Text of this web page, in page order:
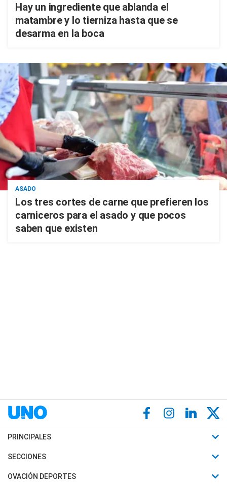
Hay un ingrediente que ablanda el
matambre y lo tierniza hasta que se
desarma en la boca
ASADO
Los tres cortes de carne que prefieren los
carniceros para el asado y que pocos
saben que existen
PRINCIPALES
Últimas Noticias
Política
SECCIONES
Horóscopo
OVACIÓN DEPORTES